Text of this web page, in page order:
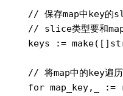
// 保存map中key的
// slice类型要和
keys :=
// 将map中的key遍
for map_key,_ :=